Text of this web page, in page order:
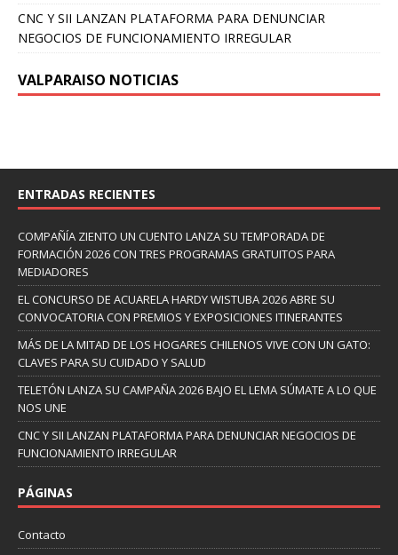
CNC Y SII LANZAN PLATAFORMA PARA DENUNCIAR
NEGOCIOS DE FUNCIONAMIENTO IRREGULAR
VALPARAISO NOTICIAS
ENTRADAS RECIENTES
COMPAÑÍA ZIENTO UN CUENTO LANZA SU TEMPORADA DE
FORMACIÓN 2026 CON TRES PROGRAMAS GRATUITOS PARA
MEDIADORES
EL CONCURSO DE ACUARELA HARDY WISTUBA 2026 ABRE SU
CONVOCATORIA CON PREMIOS Y EXPOSICIONES ITINERANTES
MÁS DE LA MITAD DE LOS HOGARES CHILENOS VIVE CON UN GATO:
CLAVES PARA SU CUIDADO Y SALUD
TELETÓN LANZA SU CAMPAÑA 2026 BAJO EL LEMA SÚMATE A LO QUE
NOS UNE
CNC Y SII LANZAN PLATAFORMA PARA DENUNCIAR NEGOCIOS DE
FUNCIONAMIENTO IRREGULAR
PÁGINAS
Contacto